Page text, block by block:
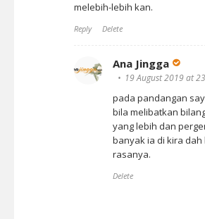
melebih-lebih kan.
Reply Delete
Ana Jingga
19 August 2019 at
pada pandangan
bila melibatkan
yang lebih dan
banyak ia di kira
rasanya.
Delete